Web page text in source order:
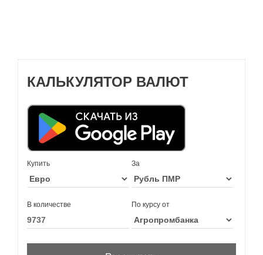
КАЛЬКУЛЯТОР ВАЛЮТ
Купить За
В количестве По курсу от